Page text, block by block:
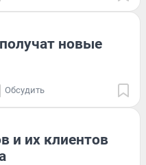
новые
Обсудить
и их клиентов